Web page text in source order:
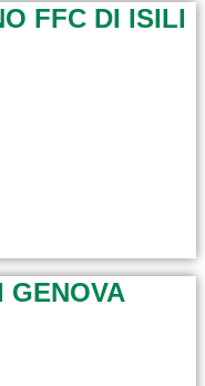
FFC DI ISILI
GENOVA